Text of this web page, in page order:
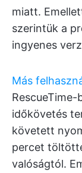
miatt.
szerintük a
ingyenes
Más
időkövetés
követett
percet
valóságtól.